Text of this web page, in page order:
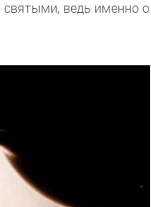
святыми, ведь именно о